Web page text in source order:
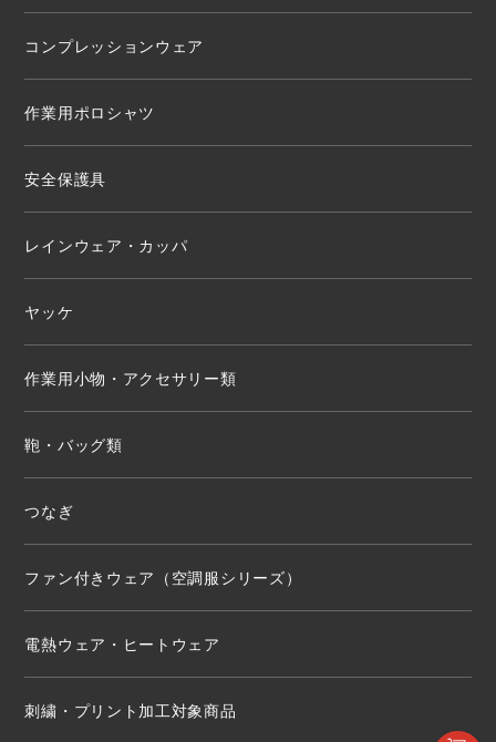
コンプレッションウェア
作業用ポロシャツ
安全保護具
レインウェア・カッパ
ヤッケ
作業用小物・アクセサリー類
鞄・バッグ類
つなぎ
ファン付きウェア（空調服シリーズ）
電熱ウェア・ヒートウェア
刺繍・プリント加工対象商品